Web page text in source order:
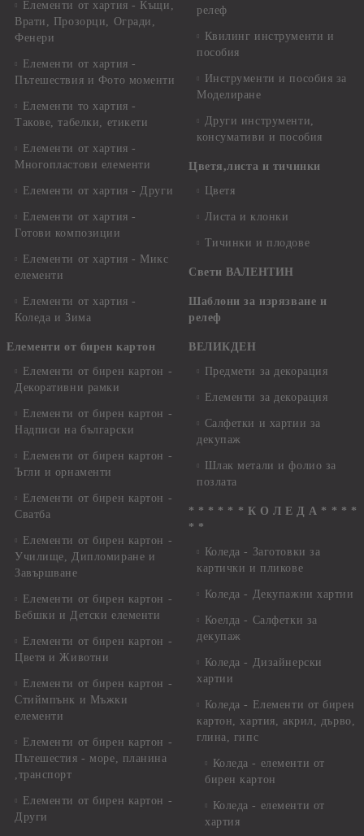
Елементи от хартия - Къщи,
Врати, Прозорци, Огради,
Фенери
Елементи от хартия -
Пътешествия и Фото моменти
Елементи то хартия -
Такове, табелки, етикети
Елементи от хартия -
Многопластови елементи
Елементи от хартия - Други
Елементи от хартия -
Готови композиции
Елементи от хартия - Микс
елементи
Елементи от хартия -
Коледа и Зима
Елементи от бирен картон
Елементи от бирен картон -
Декоративни рамки
Елементи от бирен картон -
Надписи на български
Елементи от бирен картон -
Ъгли и орнаменти
Елементи от бирен картон -
Сватба
Елементи от бирен картон -
Училище, Дипломиране и
Завършване
Елементи от бирен картон -
Бебшки и Детски елементи
Елементи от бирен картон -
Цветя и Животни
Елементи от бирен картон -
Стиймпънк и Мъжки
елементи
Елементи от бирен картон -
Пътешестия - море, планина
,транспорт
Елементи от бирен картон -
Други
релеф
Квилинг инструменти и
пособия
Инструменти и пособия за
Моделиране
Други инструменти,
консумативи и пособия
Цветя,листа и тичинки
Цветя
Листа и клонки
Тичинки и плодове
Свети ВАЛЕНТИН
Шаблони за изрязване и
релеф
ВЕЛИКДЕН
Предмети за декорация
Елементи за декорация
Салфетки и хартии за
декупаж
Шлак метали и фолио за
позлата
* * * * * * К О Л Е Д А * * * *
* *
Коледа - Заготовки за
картички и пликове
Коледа - Декупажни хартии
Коелда - Салфетки за
декупаж
Коледа - Дизайнерски
хартии
Коледа - Eлементи от бирен
картон, хартия, акрил, дърво,
глина, гипс
Коледа - елементи от
бирен картон
Коледа - елементи от
хартия